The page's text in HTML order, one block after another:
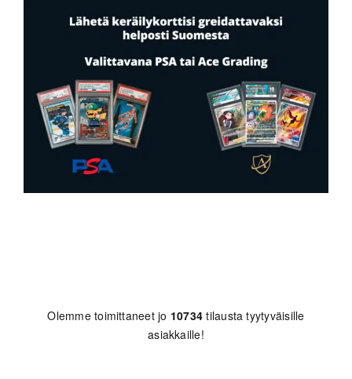
Olemme toimittaneet jo 10734 tilausta tyytyväisille
asiakkaille!